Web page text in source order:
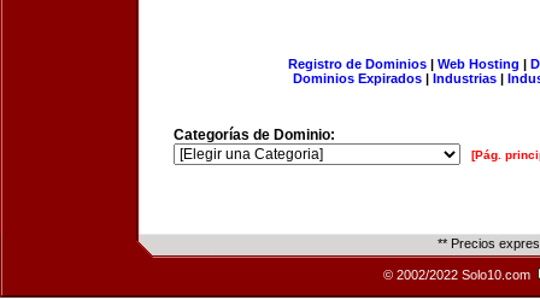
Registro de Dominios| Web Hosting |
Dominios Expirados | Industrias |
Categorías de Dominio:
[Pág.
** Precios
© 2002/2022 Solo10.com